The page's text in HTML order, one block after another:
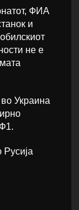
ФИА
и
не е
во Украина
Русија